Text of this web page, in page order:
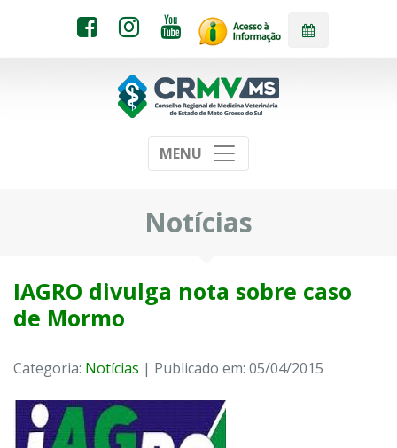
MENU
Notícias
IAGRO divulga nota sobre caso
de Mormo
Categoria: Notícias | Publicado em: 05/04/2015